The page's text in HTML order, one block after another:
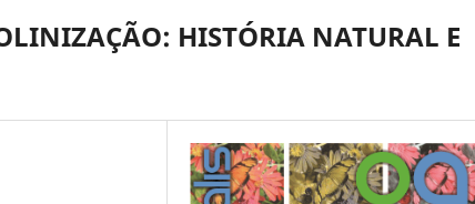
HISTÓRIA NATURAL E